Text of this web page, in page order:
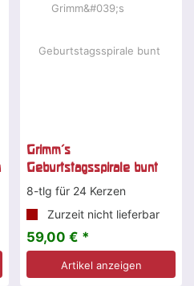
Grimm's
Geburtstagsspirale bunt
8-tlg für 24 Kerzen
Zurzeit nicht lieferbar
59,00 € *
Artikel anzeigen